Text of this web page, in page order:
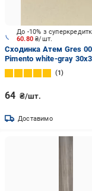
60.80₴/шт.
Сходинка Атем Gres
Pimento white-gray
1
64 ₴/шт.
Доставимо